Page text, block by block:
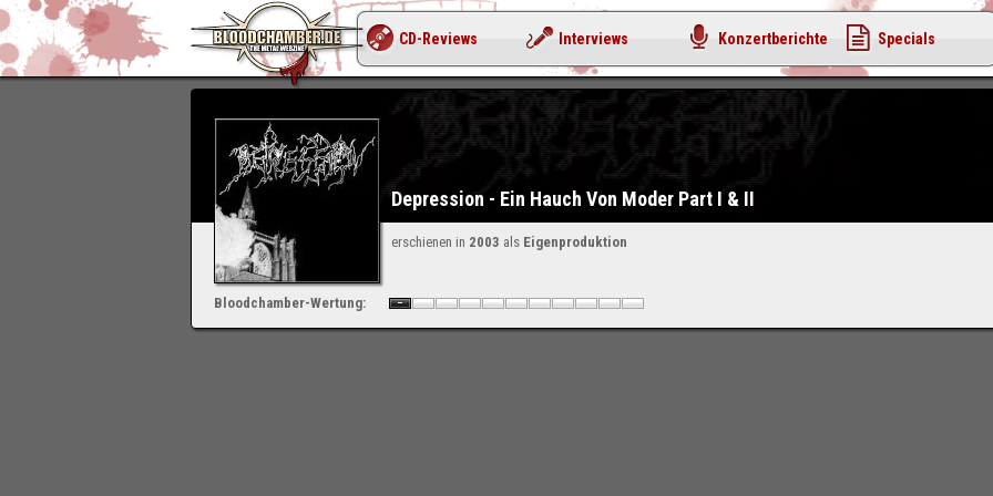
Depression - Ein Hauch Von Moder Part I & II
erschienen in 2003 als Eigenproduktion
Bloodchamber-Wertung:
CD-Reviews Interviews Konzertberichte Specials